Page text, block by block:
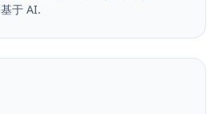
لمستنداتك مع اقتراحات基于 AI.